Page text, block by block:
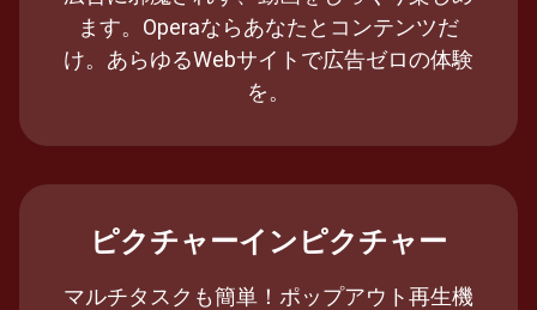
ます。Operaならあなたとコンテンツだ
け。あらゆるWebサイトで広告ゼロの体験
を。
ピクチャーインピクチャー
マルチタスクも簡単！ポップアウト再生機